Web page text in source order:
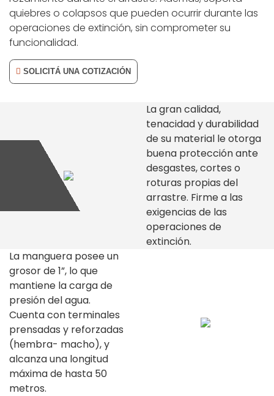
quiebres o colapsos que pueden ocurrir durante las
operaciones de extinción, sin comprometer su
funcionalidad.
SOLICITÁ UNA COTIZACIÓN
La gran calidad,
tenacidad y durabilidad
de su material le otorga
buena protección ante
desgastes, cortes o
roturas propias del
arrastre. Firme a las
exigencias de las
operaciones de
extinción.
La manguera posee un
grosor de 1”, lo que
mantiene la carga de
presión del agua.
Cuenta con terminales
prensadas y reforzadas
(hembra- macho), y
alcanza una longitud
máxima de hasta 50
metros.